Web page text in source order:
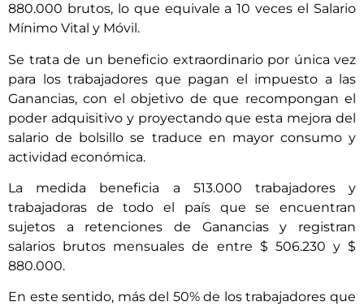
880.000 brutos, lo que equivale a 10 veces el Salario
Mínimo Vital y Móvil.
Se trata de un beneficio extraordinario por única vez
para los trabajadores que pagan el impuesto a las
Ganancias, con el objetivo de que recompongan el
poder adquisitivo y proyectando que esta mejora del
salario de bolsillo se traduce en mayor consumo y
actividad económica.
La medida beneficia a 513.000 trabajadores y
trabajadoras de todo el país que se encuentran
sujetos a retenciones de Ganancias y registran
salarios brutos mensuales de entre $ 506.230 y $
880.000.
En este sentido, más del 50% de los trabajadores que